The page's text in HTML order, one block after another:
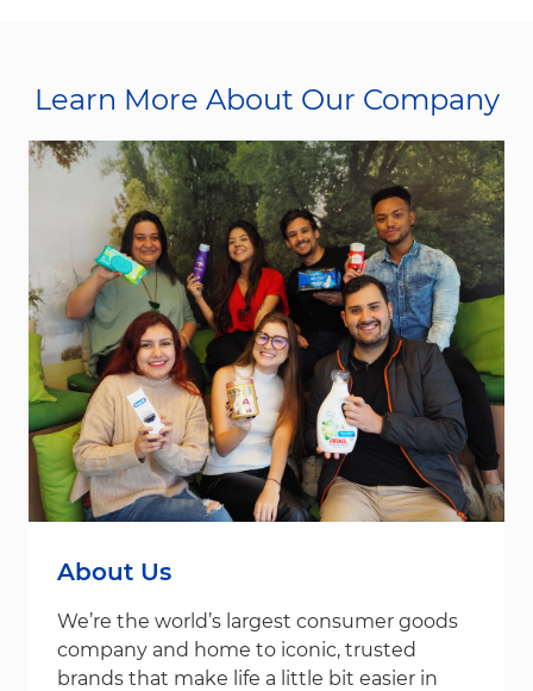
Learn More About Our Company
About Us
We’re the world’s largest consumer goods
company and home to iconic, trusted
brands that make life a little bit easier in